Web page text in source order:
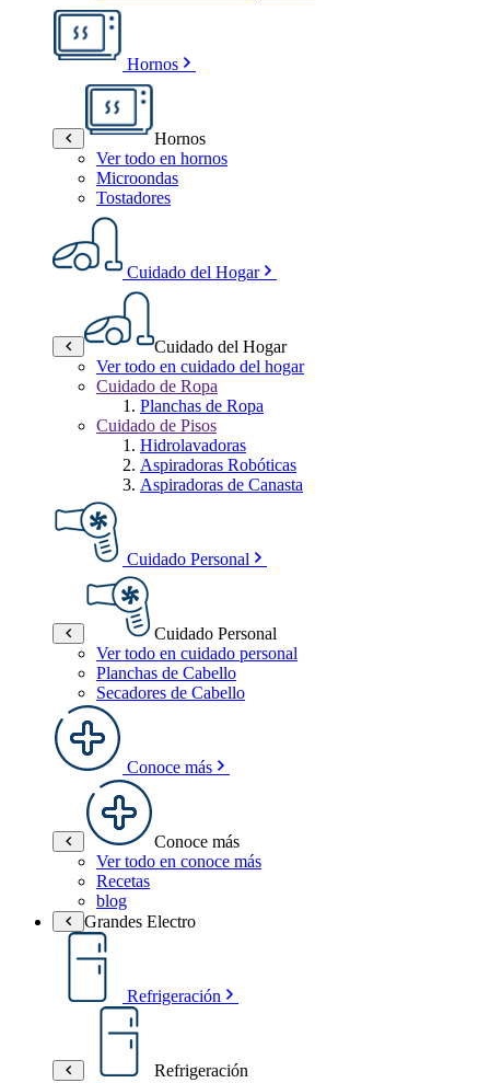
Hornos
Hornos
Ver todo en hornos
Microondas
Tostadores
Cuidado del Hogar
Cuidado del Hogar
Ver todo en cuidado del hogar
Cuidado de Ropa
Planchas de Ropa
Cuidado de Pisos
Hidrolavadoras
Aspiradoras Robóticas
Aspiradoras de Canasta
Cuidado Personal
Cuidado Personal
Ver todo en cuidado personal
Planchas de Cabello
Secadores de Cabello
Conoce más
Conoce más
Ver todo en conoce más
Recetas
blog
Grandes Electro
Refrigeración
Refrigeración